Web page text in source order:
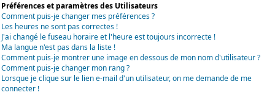
Préférences et paramètres des Utilisateurs
Comment puis-je changer mes préférences ?
Les heures ne sont pas correctes !
J'ai changé le fuseau horaire et l'heure est toujours incorrecte !
Ma langue n'est pas dans la liste !
Comment puis-je montrer une image en dessous de mon nom d'utilisateur ?
Comment puis-je changer mon rang ?
Lorsque je clique sur le lien e-mail d'un utilisateur, on me demande de me
connecter !